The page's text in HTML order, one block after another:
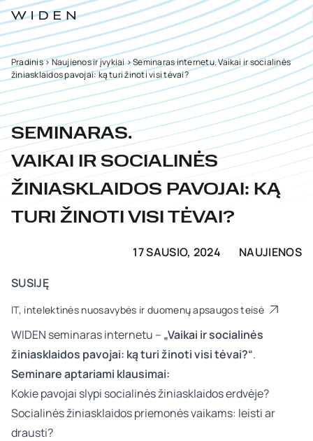
Pradinis>Naujienos ir įvykiai>Seminaras internetu. Vaikai ir socialinės
žiniasklaidos pavojai: ką turi žinoti visi tėvai?
SEMINARAS.
VAIKAI IR SOCIALINĖS
ŽINIASKLAIDOS PAVOJAI: KĄ
TURI ŽINOTI VISI TĖVAI?
17 SAUSIO, 2024
NAUJIENOS
SUSIJĘ
IT, intelektinės nuosavybės ir duomenų apsaugos teisė
WIDEN seminaras internetu – „Vaikai ir socialinės
žiniasklaidos pavojai: ką turi žinoti visi tėvai?“.
Seminare aptariami klausimai:
Kokie pavojai slypi socialinės žiniasklaidos erdvėje?
Socialinės žiniasklaidos priemonės vaikams: leisti ar
drausti?